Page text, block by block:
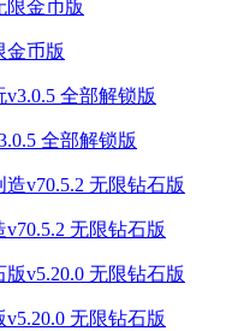
金币版
全部解锁版
无限钻石版
无限钻石版